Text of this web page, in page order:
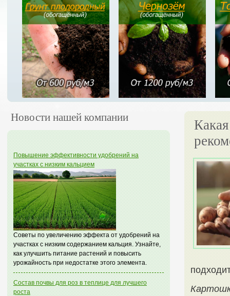
Новости нашей компании
Повышение эффективности удобрений на
участках с низким кальцием
Советы по увеличению эффекта от удобрений на
участках с низким содержанием кальция. Узнайте,
как улучшить питание растений и повысить
урожайность при недостатке этого элемента.
Состав почвы для роз в теплице для лучшего
роста